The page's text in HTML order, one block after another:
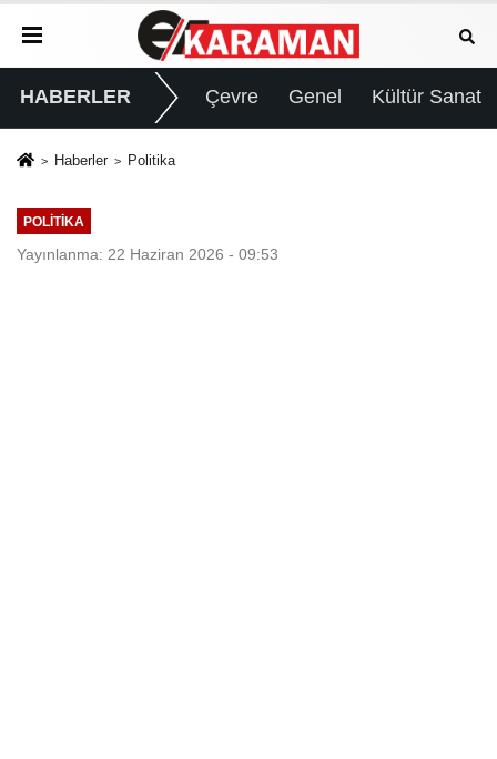
HABERLER Çevre Genel Kültür Sanat
Haberler Politika
POLITIKA
Yayınlanma: 22 Haziran 2026 - 09:53